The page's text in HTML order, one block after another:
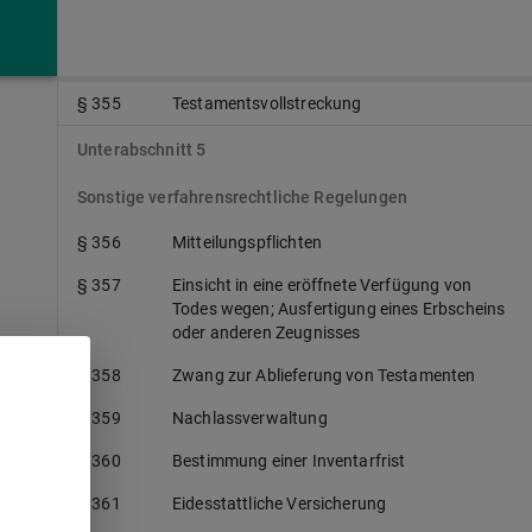
§ 355 Testamentsvollstreckung
Unterabschnitt 5
Sonstige verfahrensrechtliche Regelungen
§ 356 Mitteilungspflichten
§ 357
Einsicht in eine eröffnete Verfügung von
Todes wegen; Ausfertigung eines Erbscheins
oder anderen Zeugnisses
§ 358 Zwang zur Ablieferung von Testamenten
§ 359 Nachlassverwaltung
§ 360 Bestimmung einer Inventarfrist
§ 361 Eidesstattliche Versicherung